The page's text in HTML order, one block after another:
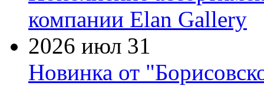
компании Elan Gallery
2026 июл 31
Новинка от